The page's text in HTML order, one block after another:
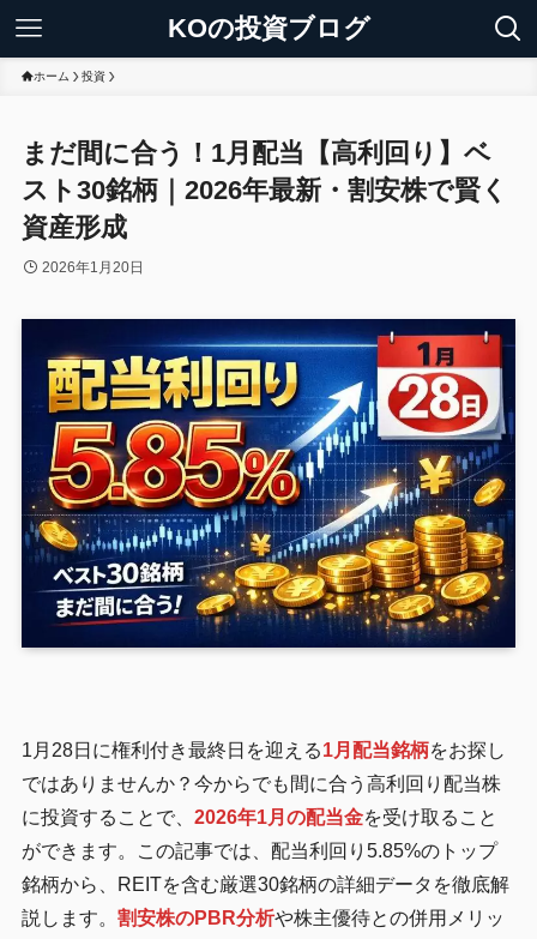
KOの投資ブログ
ホーム 投資
まだ間に合う！1月配当【高利回り】ベ
スト30銘柄｜2026年最新・割安株で賢く
資産形成
2026年1月20日
1月28日に権利付き最終日を迎える1月配当銘柄をお探し
ではありませんか？今からでも間に合う高利回り配当株
に投資することで、 2026年1月の配当金を受け取ること
ができます。この記事では、配当利回り5.85%のトップ
銘柄から、REITを含む厳選30銘柄の詳細データを徹底解
説します。 割安株のPBR分析や株主優待との併用メリッ